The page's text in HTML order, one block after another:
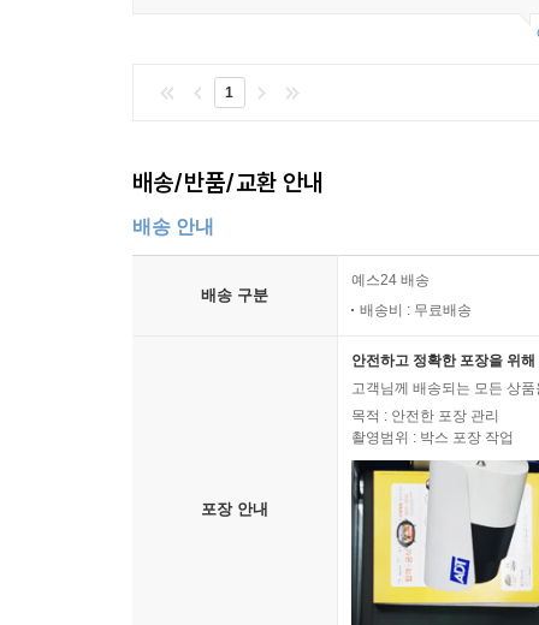
1
배송/반품/교환 안내
배송 안내
배송 구분
예스24 배송
배송비 : 무료배송
포장 안내
안전하고 정확한 포장을 위
고객님께 배송되는 모든 상
목적 : 안전한 포장 관리
촬영범위 : 박스 포장 작업